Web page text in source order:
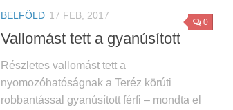
0
BELFÖLD 17 FEB, 2017
Vallomást tett a gyanúsított
Részletes vallomást tett a
nyomozóhatóságnak a Teréz körúti
robbantással gyanúsított férfi – mondta el